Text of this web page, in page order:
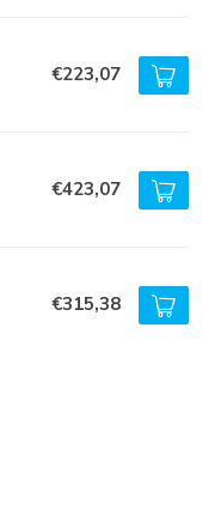
€223,07
€423,07
€315,38